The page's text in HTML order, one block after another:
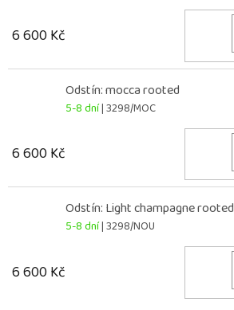
6 600 Kč
Odstín: mocca rooted
5-8 dní| 3298/MOC
6 600 Kč
Odstín: Light champagne rooted
5-8 dní| 3298/NOU
6 600 Kč